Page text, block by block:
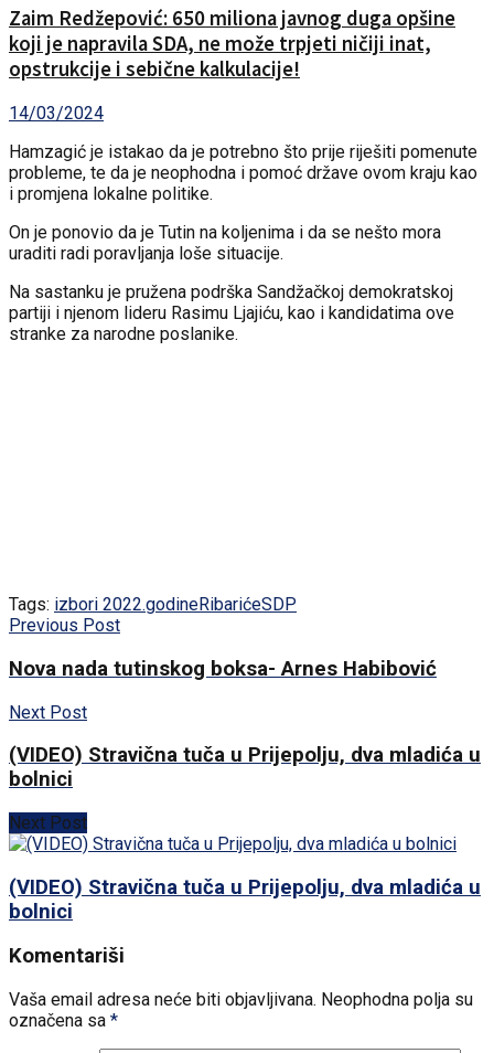
Zaim Redžepović: 650 miliona javnog duga opšine
koji je napravila SDA, ne može trpjeti ničiji inat,
opstrukcije i sebične kalkulacije!
14/03/2024
Hamzagić je istakao da je potrebno što prije riješiti pomenute
probleme, te da je neophodna i pomoć države ovom kraju kao
i promjena lokalne politike.
On je ponovio da je Tutin na koljenima i da se nešto mora
uraditi radi poravljanja loše situacije.
Na sastanku je pružena podrška Sandžačkoj demokratskoj
partiji i njenom lideru Rasimu Ljajiću, kao i kandidatima ove
stranke za narodne poslanike.
Tags: izbori 2022.godineRibarićeSDP
Previous Post
Nova nada tutinskog boksa- Arnes Habibović
Next Post
(VIDEO) Stravična tuča u Prijepolju, dva mladića u
bolnici
Next Post
(VIDEO) Stravična tuča u Prijepolju, dva mladića u
bolnici
Komentariši
Vaša email adresa neće biti objavljivana. Neophodna polja su
označena sa *